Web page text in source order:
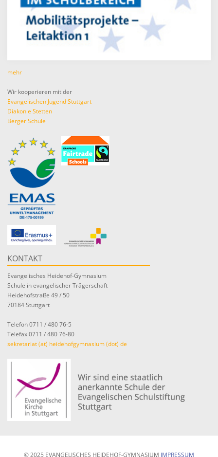
mehr
Wir kooperieren mit der
Evangelischen Jugend Stuttgart
Diakonie Stetten
Berger Schule
KONTAKT
Evangelisches Heidehof-Gymnasium
Schule in evangelischer Trägerschaft
Heidehofstraße 49 / 50
70184 Stuttgart
Telefon 0711 / 480 76-5
Telefax 0711 / 480 76-80
sekretariat (at) heidehofgymnasium (dot) de
© 2025 EVANGELISCHES HEIDEHOF-GYMNASIUM IMPRESSUM